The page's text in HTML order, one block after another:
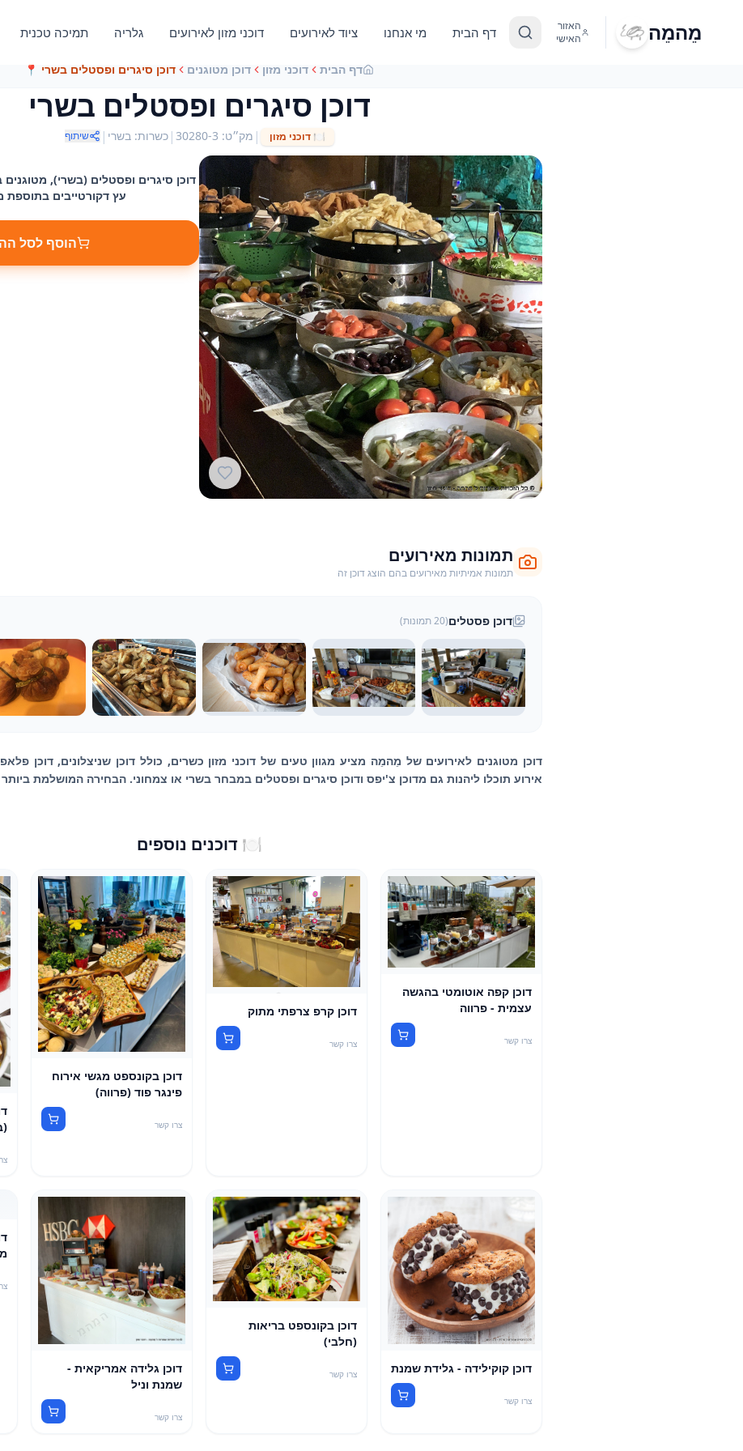
דף הבית מי אנחנו ציוד לאירועים דוכני מזון לאירועים גלריה תמיכה טכנית מֵהמֵה
האזור
האישי
דף הבית דוכני מזון דוכן מטוגנים דוכן סיגרים ופסטלים בשרי 📍
דוכן סיגרים ופסטלים בשרי
🍽️דוכני מזון | מק״ט:
30280-3
|כשרות: בשרי | שיתוף
דוכן סיגרים ופסטלים (בשרי),
עץ דקורטייבים
הוסף לסל
תמונות מאירועים
תמונות אמיתיות מאירועים בהם הוצג דוכן זה
דוכן פסטלים(
20תמונות)
דוכן מטוגנים לאירועים של מֵהמֵה מציע מגוון טעים של דוכני מזון כשרים, כולל דוכן שניצלונים, דוכן
אירוע תוכלו ליהנות גם מדוכן צ'יפס ודוכן סיגרים ופסטלים במבחר בשרי או צמחוני. הבחירה המושלמת
🍽️ דוכנים נוספים
דוכן קפה אוטומטי בהגשה
עצמית - פרווה
צרו קשר
דוכן קרפ צרפתי מתוק
צרו קשר
דוכן בקונספט מגשי אירוח
פינגר פוד (פרווה)
צרו קשר
דוכן קוקילידה - גלידת שמנת
צרו קשר
דוכן בקונספט בריאות
(חלבי)
צרו קשר
דוכן גלידה אמריקאית -
שמנת וניל
צרו קשר